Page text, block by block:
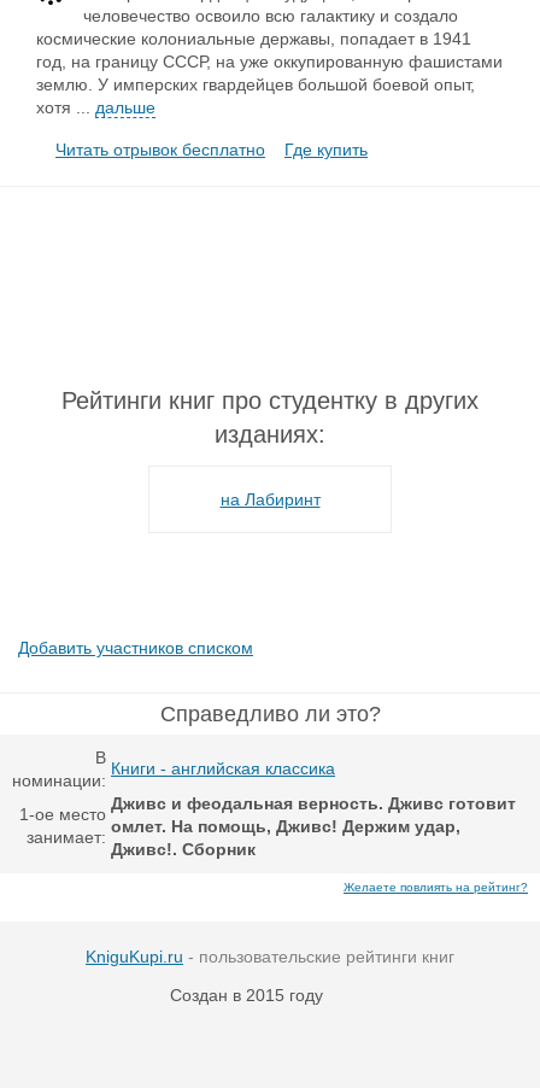
человечество освоило всю галактику и создало
космические колониальные державы, попадает в 1941
год, на границу СССР, на уже оккупированную фашистами
землю. У имперских гвардейцев большой боевой опыт,
хотя
дальше
Читать отрывок бесплатно Где купить
Рейтинги книг про студентку в других
изданиях:
на Лабиринт
Добавить участников списком
Справедливо ли это?
В
номинации:
Книги - английская классика
1-ое место
занимает:
Дживс и феодальная верность. Дживс готовит
омлет. На помощь, Дживс! Держим удар,
Дживс!. Сборник
Желаете повлиять на рейтинг?
KniguKupi.ru - пользовательские рейтинги книг
Создан в 2015 году